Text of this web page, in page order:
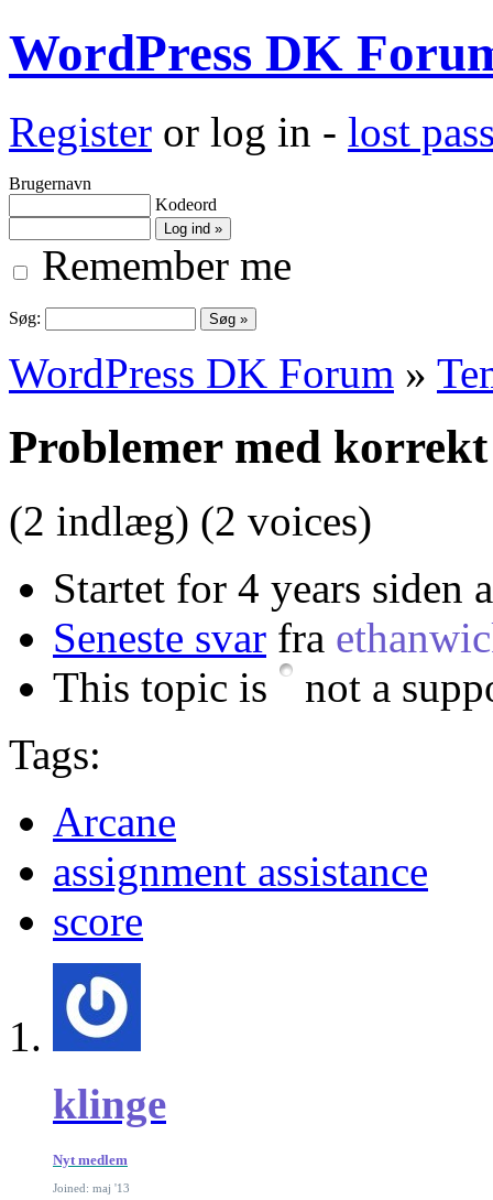
WordPress DK
Register or log in - lost
Brugernavn
Kodeord
Remember me
Søg:
WordPress DK Forum »
Problemer med
(2 indlæg) (2 voices)
Startet for 4 years siden
Seneste svar fra
This topic is
not a
Tags:
Arcane
assignment assistance
score
klinge
Nyt medlem
Joined: maj '13